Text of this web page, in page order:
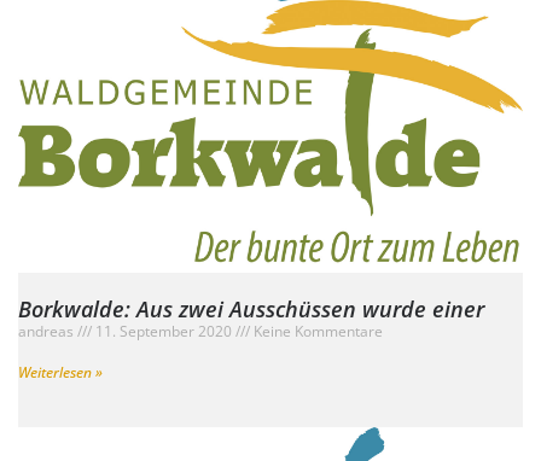
Borkwalde: Aus zwei Ausschüssen wurde einer
andreas 11. September 2020
Keine Kommentare
Weiterlesen »